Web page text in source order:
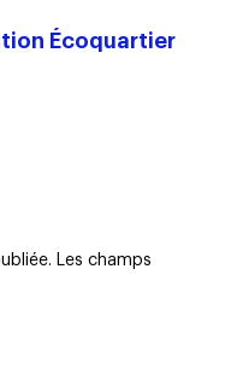
Écoquartier
Les champs